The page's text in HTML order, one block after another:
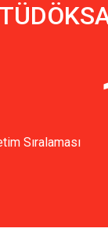
Sıralaması